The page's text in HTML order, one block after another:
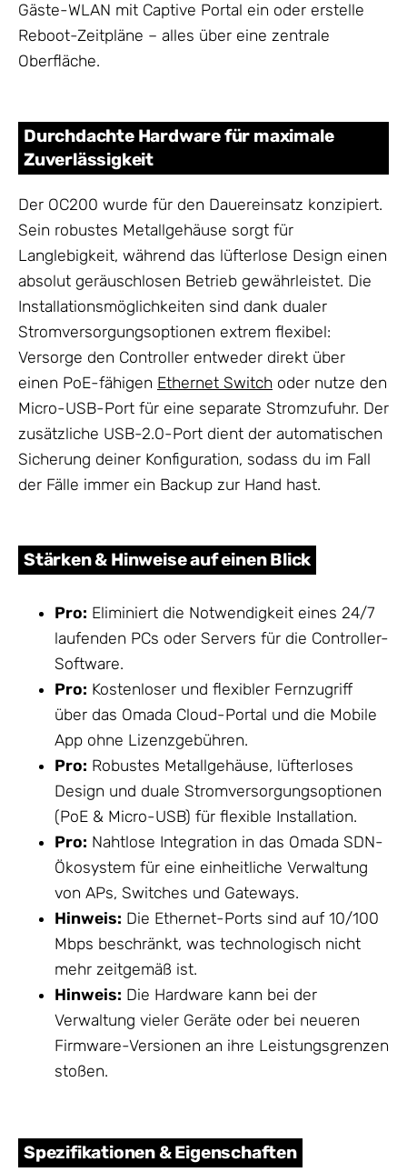
Gäste-WLAN mit Captive Portal ein oder erstelle
Reboot-Zeitpläne – alles über eine zentrale
Oberfläche.
Durchdachte Hardware für maximale
Zuverlässigkeit
Der OC200 wurde für den Dauereinsatz konzipiert.
Sein robustes Metallgehäuse sorgt für
Langlebigkeit, während das lüfterlose Design einen
absolut geräuschlosen Betrieb gewährleistet. Die
Installationsmöglichkeiten sind dank dualer
Stromversorgungsoptionen extrem flexibel:
Versorge den Controller entweder direkt über
einen PoE-fähigen Ethernet Switch oder nutze den
Micro-USB-Port für eine separate Stromzufuhr. Der
zusätzliche USB-2.0-Port dient der automatischen
Sicherung deiner Konfiguration, sodass du im Fall
der Fälle immer ein Backup zur Hand hast.
Stärken & Hinweise auf einen Blick
Pro: Eliminiert die Notwendigkeit eines 24/7
laufenden PCs oder Servers für die Controller-
Software.
Pro: Kostenloser und flexibler Fernzugriff
über das Omada Cloud-Portal und die Mobile
App ohne Lizenzgebühren.
Pro: Robustes Metallgehäuse, lüfterloses
Design und duale Stromversorgungsoptionen
(PoE & Micro-USB) für flexible Installation.
Pro: Nahtlose Integration in das Omada SDN-
Ökosystem für eine einheitliche Verwaltung
von APs, Switches und Gateways.
Hinweis: Die Ethernet-Ports sind auf 10/100
Mbps beschränkt, was technologisch nicht
mehr zeitgemäß ist.
Hinweis: Die Hardware kann bei der
Verwaltung vieler Geräte oder bei neueren
Firmware-Versionen an ihre Leistungsgrenzen
stoßen.
Spezifikationen & Eigenschaften